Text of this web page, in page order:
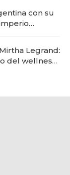
con su
Legrand:
del wellness